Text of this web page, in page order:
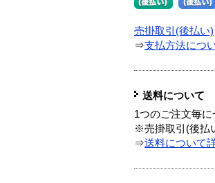
売掛取引(後払い)
⇒支払方法につ
送料について
1つのご注文毎に
※売掛取引(後払
⇒送料について